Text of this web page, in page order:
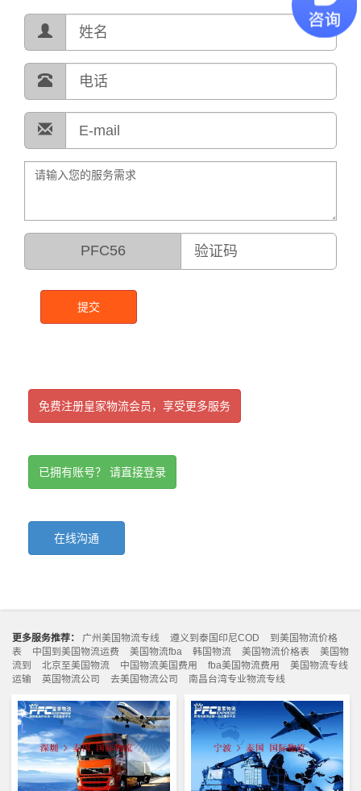
PFC56
提交
免费注册皇家物流会员，享受更多服务
已拥有账号？ 请直接登录
在线沟通
更多服务推荐： 广州美国物流专线 遵义到泰国印尼COD
到美国物流价格
表
中国到美国物流运费 美国物流fba 韩国物流 美国物流价格表
美国物
流到
北京至美国物流 中国物流美国费用 fba美国物流费用
美国物流专线
运输
英国物流公司 去美国物流公司 南昌台湾专业物流专线